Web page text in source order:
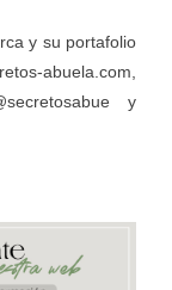
y su portafolio
abuela.com
y